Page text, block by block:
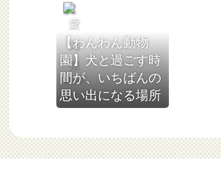
愛知県
【わんわん動物
園】犬と過ごす時
間が、いちばんの
思い出になる場所